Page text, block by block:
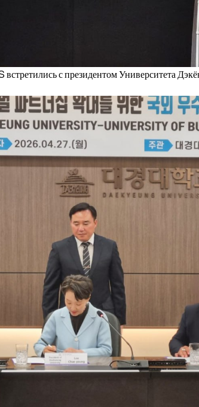
встретились с президентом Университета